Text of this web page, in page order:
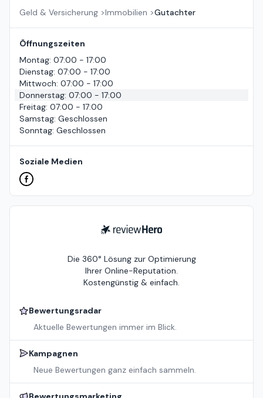
Geld & Versicherung >Immobilien >Gutachter
Öffnungszeiten
Montag: 07:00 - 17:00
Dienstag: 07:00 - 17:00
Mittwoch: 07:00 - 17:00
Donnerstag: 07:00 - 17:00
Freitag: 07:00 - 17:00
Samstag: Geschlossen
Sonntag: Geschlossen
Soziale Medien
ReviewHero
Die 360° Lösung zur Optimierung
Ihrer Online-Reputation.
Kostengünstig & einfach.
Bewertungsradar
Aktuelle Bewertungen immer im Blick.
Kampagnen
Neue Bewertungen ganz einfach sammeln.